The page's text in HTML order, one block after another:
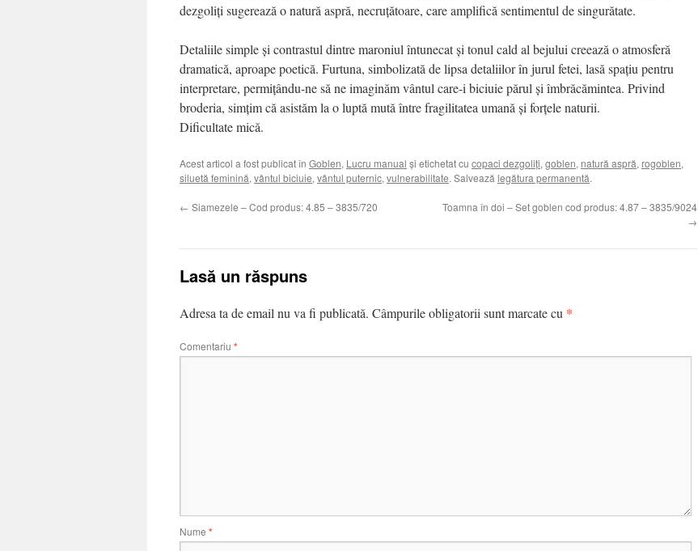
dezgoliți sugerează o natură aspră, necruțătoare, care amplifică sentimentul de singurătate.
Detaliile simple și contrastul dintre maroniul întunecat și tonul cald al bejului creează o atmosferă
dramatică, aproape poetică. Furtuna, simbolizată de lipsa detaliilor în jurul fetei, lasă spațiu pentru
interpretare, permițându-ne să ne imaginăm vântul care-i biciuie părul și îmbrăcămintea. Privind
broderia, simțim că asistăm la o luptă mută între fragilitatea umană și forțele naturii.
Dificultate mică.
Acest articol a fost publicat în Goblen, Lucru manual și etichetat cu copaci dezgoliți, goblen, natură aspră, rogoblen,
siluetă feminină, vântul biciuie, vântul puternic, vulnerabilitate. Salvează legătura permanentă.
← Siamezele – Cod produs: 4.85 – 3835/720
Toamna în doi – Set goblen cod produs: 4.87 – 3835/9024
→
Lasă un răspuns
Adresa ta de email nu va fi publicată. Câmpurile obligatorii sunt marcate cu *
Comentariu *
Nume *